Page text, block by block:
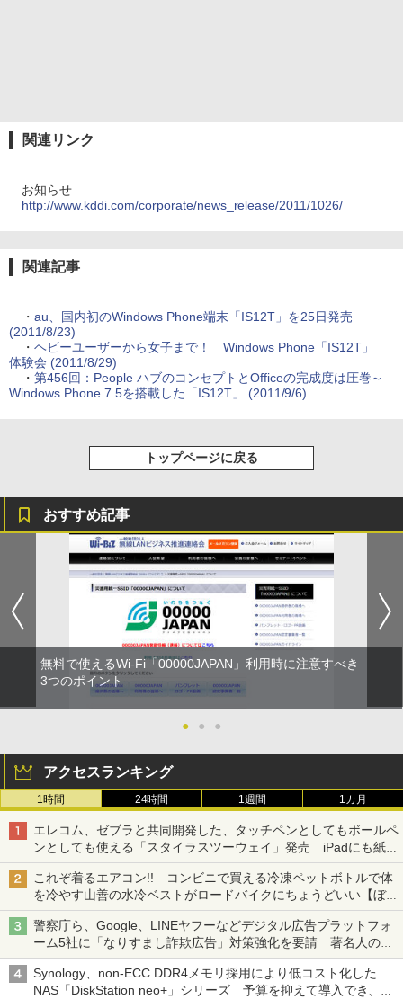
関連リンク
お知らせ
http://www.kddi.com/corporate/news_release/2011/1026/
関連記事
・ au、国内初のWindows Phone端末「IS12T」を25日発売
(2011/8/23)
・ ヘビーユーザーから女子まで！ Windows Phone「IS12T」
体験会 (2011/8/29)
・ 第456回：People ハブのコンセプトとOfficeの完成度は圧巻～
Windows Phone 7.5を搭載した「IS12T」 (2011/9/6)
トップページに戻る
おすすめ記事
無料で使えるWi-Fi「00000JAPAN」利用時に注意すべき
3つのポイント
● ● ●
アクセスランキング
1時間 24時間 1週間 1カ月
エレコム、ゼブラと共同開発した、タッチペンとしてもボールペ
ンとしても使える「スタイラスツーウェイ」発売 iPadにも紙に
も、持ち替えずに書き込める
これぞ着るエアコン!! コンビニで買える冷凍ペットボトルで体
を冷やす山善の水冷ベストがロードバイクにちょうどいい【ぼっ
ち・ざ・ろーど！その14】【空いた時間でなにしてる？】
警察庁ら、Google、LINEヤフーなどデジタル広告プラットフォ
ーム5社に「なりすまし詐欺広告」対策強化を要請 著名人の写
真や映像を使った投資詐欺などへの対策として
Synology、non-ECC DDR4メモリ採用により低コスト化した
NAS「DiskStation neo+」シリーズ 予算を抑えて導入でき、